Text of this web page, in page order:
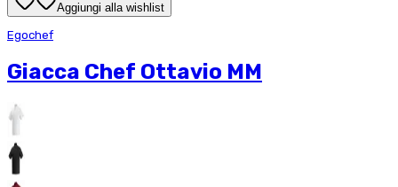
Aggiungi alla wishlist
Egochef
Giacca Chef Ottavio MM